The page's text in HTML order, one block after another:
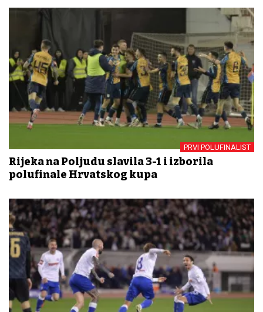
PRVI POLUFINALIST
Rijeka na Poljudu slavila 3-1 i izborila
polufinale Hrvatskog kupa